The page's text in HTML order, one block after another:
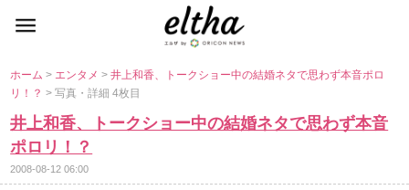
ホーム> エンタメ>井上和香、トークショー中の結婚ネタで思わず本音ポロ
リ！？> 写真・詳細 4枚目
井上和香、トークショー中の結婚ネタで思わず本音
ポロリ！？
2008-08-12 06:00